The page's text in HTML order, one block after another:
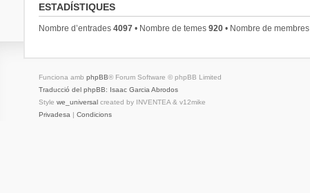
ESTADÍSTIQUES
Nombre d’entrades 4097• Nombre de temes 920• Nombre de membres
Funciona amb phpBB® Forum Software © phpBB Limited
Traducció del phpBB: Isaac Garcia Abrodos
Style we_universalcreated by INVENTEA & v12mike
Privadesa | Condicions